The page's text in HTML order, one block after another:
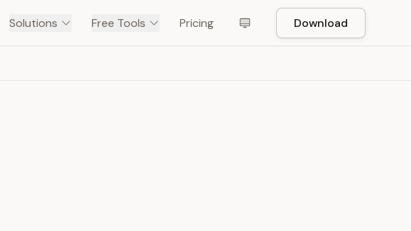
Solutions Free Tools Pricing Download